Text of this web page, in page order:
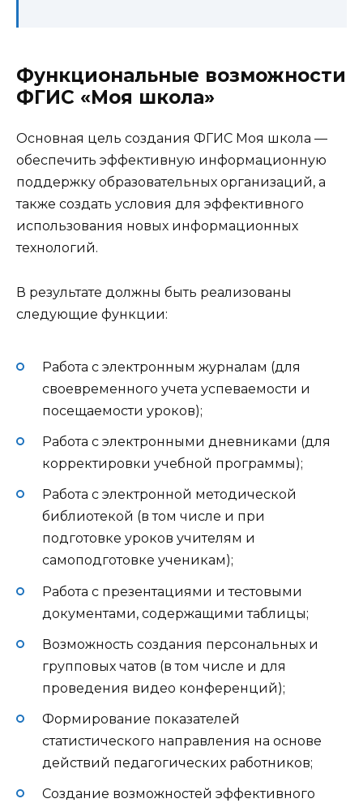
Функциональные возможности
ФГИС «Моя школа»
Основная цель создания ФГИС Моя школа —
обеспечить эффективную информационную
поддержку образовательных организаций, а
также создать условия для эффективного
использования новых информационных
технологий.
В результате должны быть реализованы
следующие функции:
Работа с электронным журналам (для
своевременного учета успеваемости и
посещаемости уроков);
Работа с электронными дневниками (для
корректировки учебной программы);
Работа с электронной методической
библиотекой (в том числе и при
подготовке уроков учителям и
самоподготовке ученикам);
Работа с презентациями и тестовыми
документами, содержащими таблицы;
Возможность создания персональных и
групповых чатов (в том числе и для
проведения видео конференций);
Формирование показателей
статистического направления на основе
действий педагогических работников;
Создание возможностей эффективного